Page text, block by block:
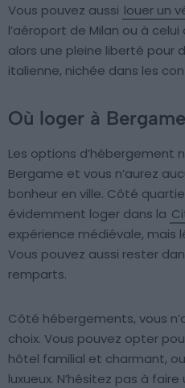
Vous pouvez aussi louer un
l’aéroport de Milan ou à
alors une pleine liberté pour
italienne, nichée dans les
Où loger à
Les options d’hébergement
Bergame et vous n’aurez
bonheur en ville. Côté
évidemment loger dans la
expérience médiévale, mais
Vous pouvez aussi rester
remparts.
Côté hébergements, vous
choix. Vous pouvez opter
hôtel familial et charmant,
luxueux. N’hésitez pas à